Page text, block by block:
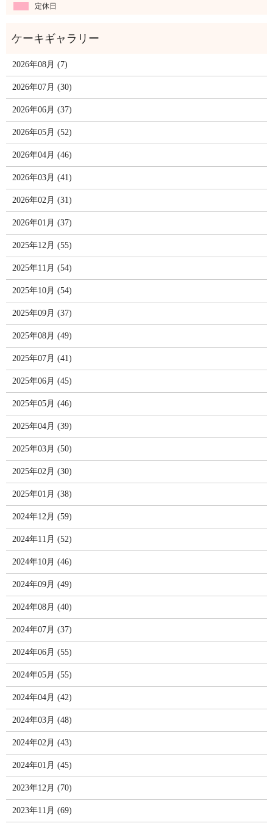
定休日
2026年08月 (7)
2026年07月 (30)
2026年06月 (37)
2026年05月 (52)
2026年04月 (46)
2026年03月 (41)
2026年02月 (31)
2026年01月 (37)
2025年12月 (55)
2025年11月 (54)
2025年10月 (54)
2025年09月 (37)
2025年08月 (49)
2025年07月 (41)
2025年06月 (45)
2025年05月 (46)
2025年04月 (39)
2025年03月 (50)
2025年02月 (30)
2025年01月 (38)
2024年12月 (59)
2024年11月 (52)
2024年10月 (46)
2024年09月 (49)
2024年08月 (40)
2024年07月 (37)
2024年06月 (55)
2024年05月 (55)
2024年04月 (42)
2024年03月 (48)
2024年02月 (43)
2024年01月 (45)
2023年12月 (70)
2023年11月 (69)